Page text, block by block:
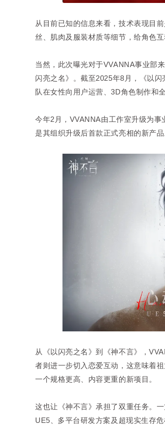
从目前已知的信息来看，技术表现目
丝、肌肉及服装材质等细节，给角色
当然，此次曝光对于VVANNA事业部
闪亮之名》。截至2025年8月，《以
队在女性向用户运营、3D角色制作和
今年2月，VVANNA由工作室升级为事
是其组织升级后首款正式亮相的新产品
从《以闪亮之名》到《神不言》，
者则进一步切入恋爱互动，这意味着
一个规格更高、内容更重的新项目。
这也让《神不言》承担了双重任务。
UE5、多平台研发方案及超现实生存